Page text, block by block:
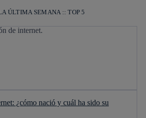
ÚLTIMA SEMANA :: TOP 5
¿cómo nació y cuál ha sido su